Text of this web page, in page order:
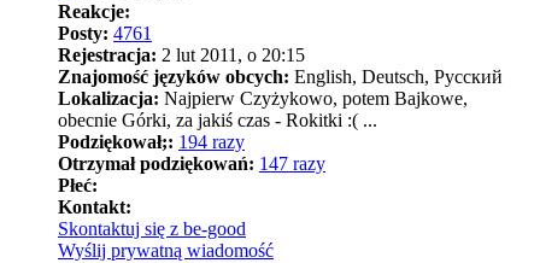
Reakcje:
Posty: 4761
Rejestracja: 2 lut 2011, o 20:15
Znajomość języków obcych: English, Deutsch, Pусский
Lokalizacja: Najpierw Czyżykowo, potem Bajkowe,
obecnie Górki, za jakiś czas - Rokitki :( ...
Podziękował;: 194 razy
Otrzymał podziękowań: 147 razy
Płeć:
Kontakt:
Skontaktuj się z be-good
Wyślij prywatną wiadomość